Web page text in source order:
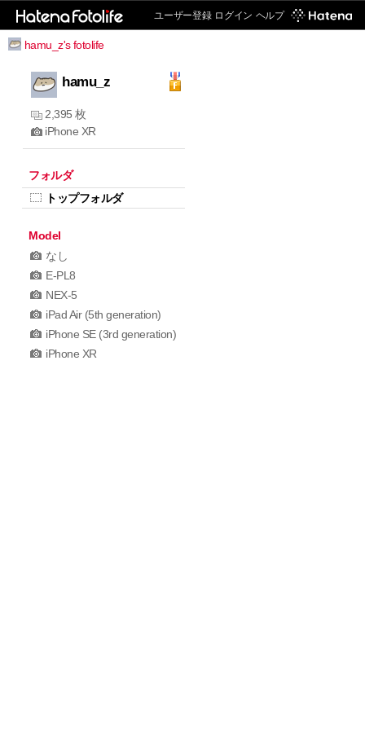
ユーザー登録 ログイン ヘルプ
hamu_z's fotolife
hamu_z
2,395 枚
iPhone XR
フォルダ
トップフォルダ
Model
なし
E-PL8
NEX-5
iPad Air (5th generation)
iPhone SE (3rd generation)
iPhone XR